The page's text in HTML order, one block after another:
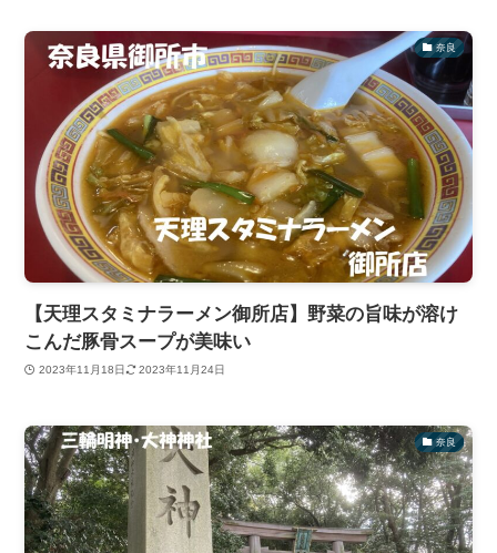
奈良
【天理スタミナラーメン御所店】野菜の旨味が溶け
こんだ豚骨スープが美味い
2023年11月18日 2023年11月24日
奈良